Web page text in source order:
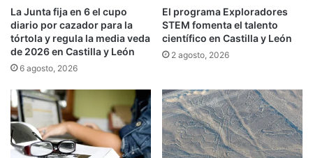
La Junta fija en 6 el cupo
diario por cazador para la
tórtola y regula la media veda
de 2026 en Castilla y León
6 agosto, 2026
El programa Exploradores
STEM fomenta el talento
científico en Castilla y León
2 agosto, 2026